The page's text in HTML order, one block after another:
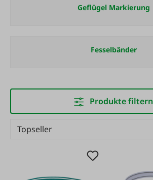
Geflügel Markierung
Fesselbänder
Produkte filtern